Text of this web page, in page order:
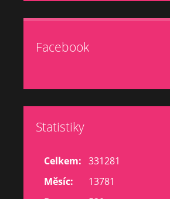
Facebook
Statistiky
Celkem: 331281
Měsíc:
13781